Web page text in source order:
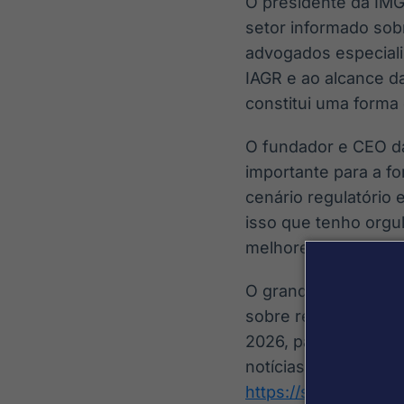
setor informado
advogados
IAGR e ao alcance
constitui uma
O fundador e CEO
importante para a
cenário regulatório
isso que tenho
melhores
O grande projeto
sobre
2026, para que as
notícias dos
https://